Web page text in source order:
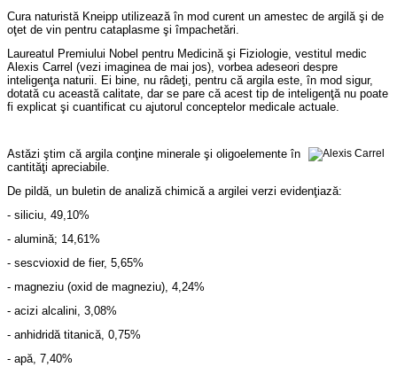
Cura naturistă Kneipp utilizează în mod curent un amestec de argilă şi de
oţet de vin pentru cataplasme şi împachetări.
Laureatul Premiului Nobel pentru Medicină şi Fiziologie, vestitul medic
Alexis Carrel (vezi imaginea de mai jos), vorbea adeseori despre
inteligenţa naturii. Ei bine, nu râdeţi, pentru că argila este, în mod sigur,
dotată cu această calitate, dar se pare că acest tip de inteligenţă nu poate
fi explicat şi cuantificat cu ajutorul conceptelor medicale actuale.
Astăzi ştim că argila conţine minerale şi oligoelemente în
cantităţi apreciabile.
De pildă, un buletin de analiză chimică a argilei verzi evidenţiază:
- siliciu, 49,10%
- alumină; 14,61%
- sescvioxid de fier, 5,65%
- magneziu (oxid de magneziu), 4,24%
- acizi alcalini, 3,08%
- anhidridă titanică, 0,75%
- apă, 7,40%